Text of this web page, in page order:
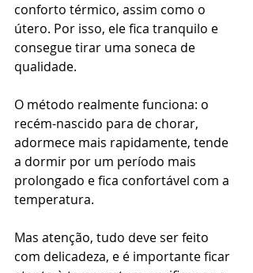
conforto térmico, assim como o
útero. Por isso, ele fica tranquilo e
consegue tirar uma soneca de
qualidade.
O método realmente funciona: o
recém-nascido para de chorar,
adormece mais rapidamente, tende
a dormir por um período mais
prolongado e fica confortável com a
temperatura.
Mas atenção, tudo deve ser feito
com delicadeza, e é importante ficar